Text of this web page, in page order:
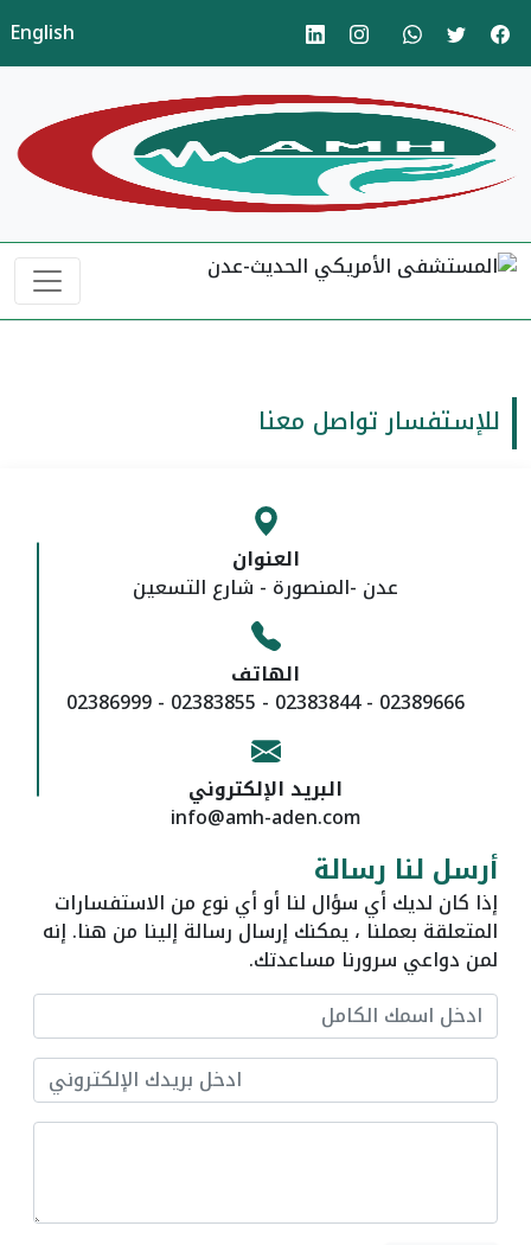
English
للإستفسار تواصل معنا
العنوان
عدن -المنصورة - شارع التسعين
الهاتف
02389666 - 02383844 - 02383855 - 02386999
البريد الإلكتروني
info@amh-aden.com
أرسل لنا رسالة
إذا كان لديك أي سؤال لنا أو أي نوع من الاستفسارات
المتعلقة بعملنا ، يمكنك إرسال رسالة إلينا من هنا. إنه
لمن دواعي سرورنا مساعدتك.